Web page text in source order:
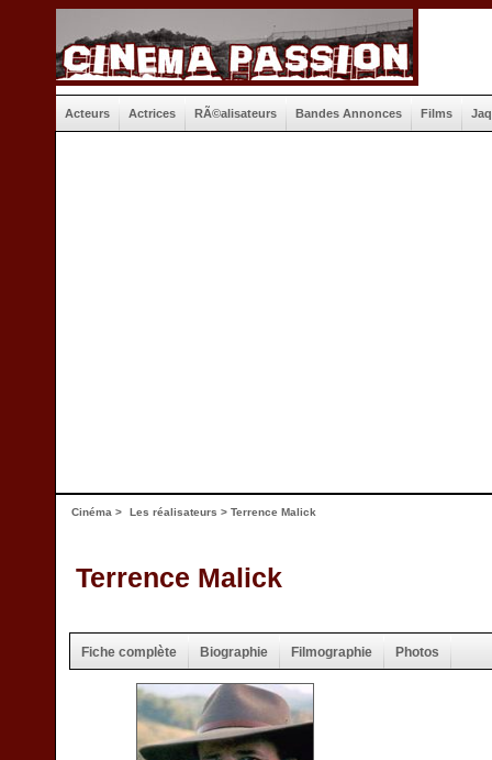
Acteurs Actrices RÃ©alisateurs Bandes Annonces Films
Cinéma > Les réalisateurs > Terrence Malick
Terrence Malick
Fiche complète Biographie Filmographie Photos